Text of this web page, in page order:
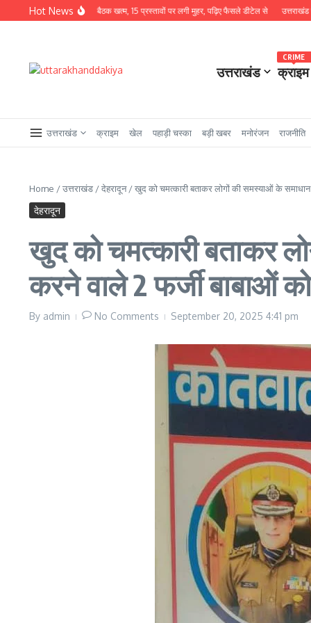
Skip to content
Hot News
अध्यक्षता में कैबिनेट बैठक खत्म, 15 प्रस्तावों पर लगी मुहर, पढ़िए फैसले डीटेल से उत्तराखंड से बड़ी
उत्तराखंड क्राइम
CRIME
उत्तराखंड क्राइम खेल पहाड़ी चस्का बड़ी खबर मनोरंजन राजनीति
Home /उत्तराखंड /देहरादून/खुद को चमत्कारी बताकर लोगों की समस्याओं के
देहरादून
खुद को चमत्कारी बताकर
करने वाले 2 फर्जी बाबाओं
By admin No Comments September 20, 2025 4:41 pm